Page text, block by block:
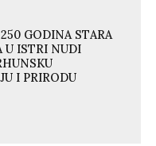
GODINA STARA
U ISTRI NUDI
I PRIRODU